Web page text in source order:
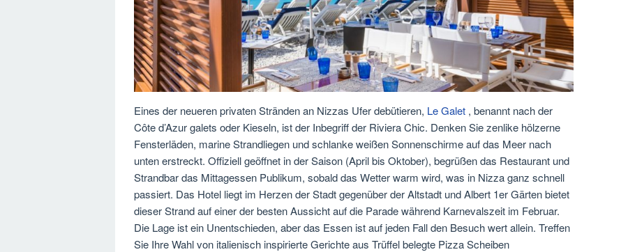
Eines der neueren privaten Stränden an Nizzas Ufer debütieren, Le Galet , benannt nach der
Côte d’Azur galets oder Kieseln, ist der Inbegriff der Riviera Chic. Denken Sie zenlike hölzerne
Fensterläden, marine Strandliegen und schlanke weißen Sonnenschirme auf das Meer nach
unten erstreckt. Offiziell geöffnet in der Saison (April bis Oktober), begrüßen das Restaurant und
Strandbar das Mittagessen Publikum, sobald das Wetter warm wird, was in Nizza ganz schnell
passiert. Das Hotel liegt im Herzen der Stadt gegenüber der Altstadt und Albert 1er Gärten bietet
dieser Strand auf einer der besten Aussicht auf die Parade während Karnevalszeit im Februar.
Die Lage ist ein Unentschieden, aber das Essen ist auf jeden Fall den Besuch wert allein. Treffen
Sie Ihre Wahl von italienisch inspirierte Gerichte aus Trüffel belegte Pizza Scheiben